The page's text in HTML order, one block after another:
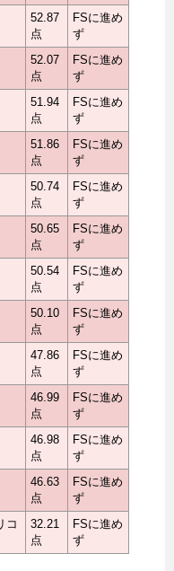
52.87
点
FSに進め
ず
52.07
点
FSに進め
ず
51.94
点
FSに進め
ず
51.86
点
FSに進め
ず
50.74
点
FSに進め
ず
50.65
点
FSに進め
ず
50.54
点
FSに進め
ず
50.10
点
FSに進め
ず
47.86
点
FSに進め
ず
46.99
点
FSに進め
ず
46.98
点
FSに進め
ず
46.63
点
FSに進め
ず
コ
32.21
点
FSに進め
ず